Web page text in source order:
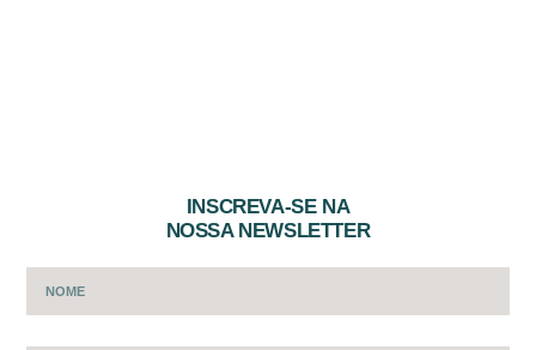
INSCREVA-SE NA
NOSSA NEWSLETTER